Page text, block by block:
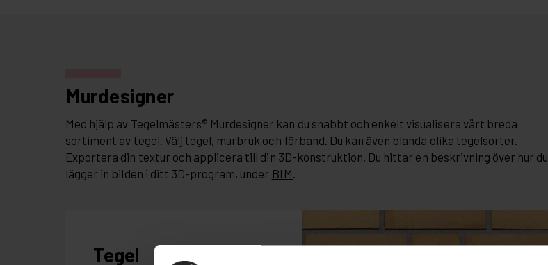
Murdesigner
Med hjälp av Tegelmästers® Murdesigner kan du snabbt och enkelt visualisera vårt breda
sortiment av tegel. Välj tegel, murbruk och förband. Du kan även blanda olika tegelsorter.
Exportera din textur och applicera till din 3D-konstruktion. Du hittar en beskrivning över hur du
lägger in bilden i ditt 3D-program, under BIM.